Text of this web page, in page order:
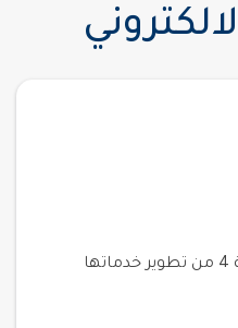
تطلق هيئة المحامين المرحلة 4 من تطوير خدماتها